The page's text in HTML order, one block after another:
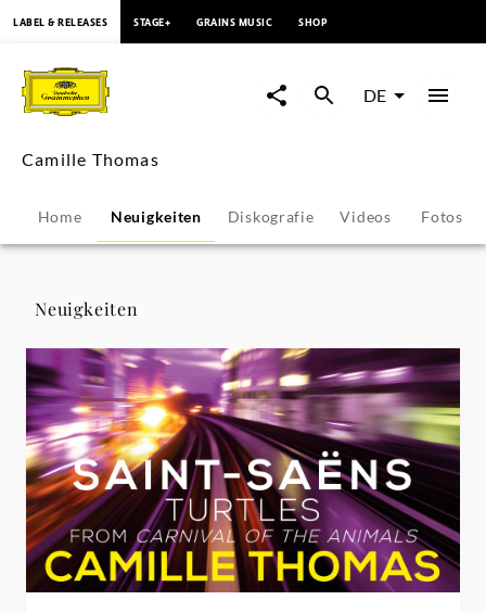
Thomas
Neuigkeiten
|
Deutsche
Grammophon
LABEL & RELEASES STAGE+ GRAINS MUSIC SHOP
DE
Camille Thomas
Home Neuigkeiten Diskografie Videos Fotos
Neuigkeiten